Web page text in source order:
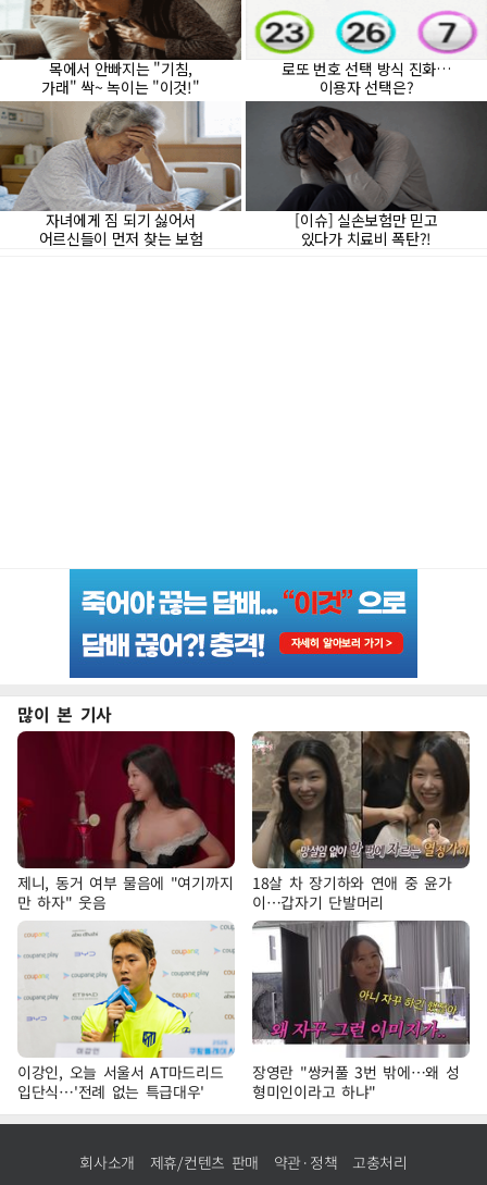
많이 본 기사
제니, 동거 여부 물음에 "여기까지
만 하자" 웃음
18살 차 장기하와 연애 중 윤가
이…갑자기 단발머리
이강인, 오늘 서울서 AT마드리드
입단식…'전례 없는 특급대우'
장영란 "쌍커풀 3번 밖에…왜 성
형미인이라고 하냐"
회사소개 제휴/컨텐츠 판매 약관·정책 고충처리